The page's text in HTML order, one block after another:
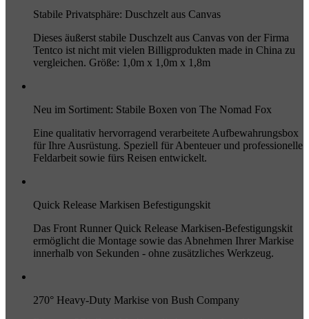
Stabile Privatsphäre: Duschzelt aus Canvas
Dieses äußerst stabile Duschzelt aus Canvas von der Firma
Tentco ist nicht mit vielen Billigprodukten made in China zu
vergleichen. Größe: 1,0m x 1,0m x 1,8m
Neu im Sortiment: Stabile Boxen von The Nomad Fox
Eine qualitativ hervorragend verarbeitete Aufbewahrungsbox
für Ihre Ausrüstung. Speziell für Abenteuer und professionelle
Feldarbeit sowie fürs Reisen entwickelt.
Quick Release Markisen Befestigungskit
Das Front Runner Quick Release Markisen-Befestigungskit
ermöglicht die Montage sowie das Abnehmen Ihrer Markise
innerhalb von Sekunden - ohne zusätzliches Werkzeug.
270° Heavy-Duty Markise von Bush Company